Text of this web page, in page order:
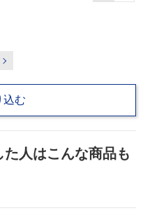
込む
人はこんな商品も